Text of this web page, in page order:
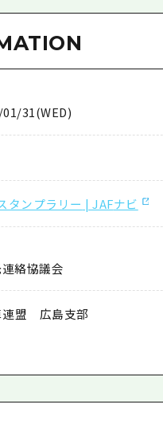
31(WED)
タンプラリー | JAFナビ
連絡協議会
連盟 広島支部